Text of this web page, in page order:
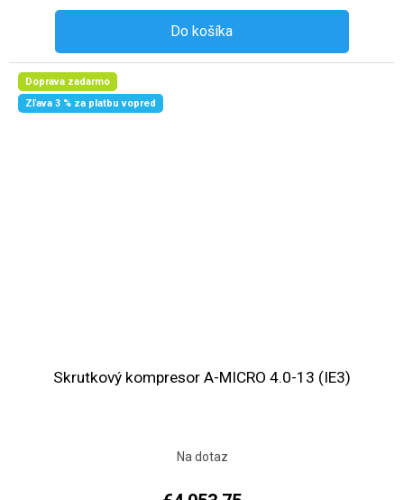
Do košíka
Doprava zadarmo
Zľava 3 % za platbu vopred
Skrutkový kompresor A-MICRO 4.0-13 (IE3)
Na dotaz